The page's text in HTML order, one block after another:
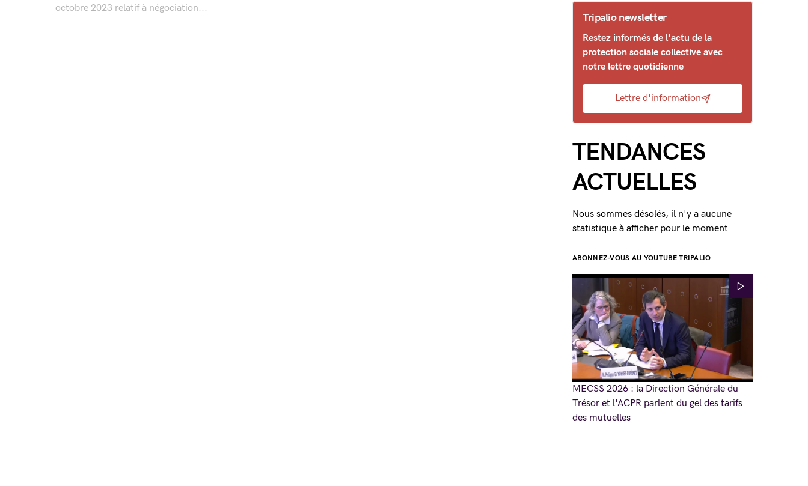
octobre 2023 relatif à négociation...
Tripalio newsletter
Restez informés de l'actu de la
protection sociale collective avec
notre lettre quotidienne
Lettre d'information
TENDANCES
ACTUELLES
Nous sommes désolés, il n'y a aucune
statistique à afficher pour le moment
ABONNEZ-VOUS AU YOUTUBE TRIPALIO
MECSS 2026 : la Direction Générale du
Trésor et l'ACPR parlent du gel des tarifs
des mutuelles